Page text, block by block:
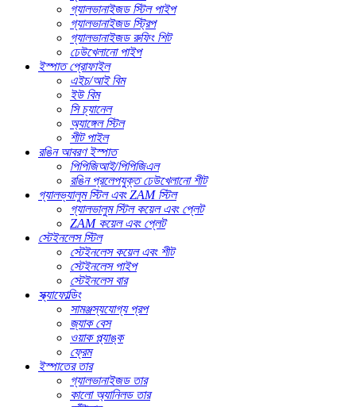
গ্যালভানাইজড স্টিল পাইপ
গ্যালভানাইজড স্ট্রিপ
গ্যালভানাইজড রুফিং শিট
ঢেউখেলানো পাইপ
ইস্পাত প্রোফাইল
এইচ/আই বিম
ইউ বিম
সি চ্যানেল
অ্যাঙ্গেল স্টিল
শীট পাইল
রঙিন আবরণ ইস্পাত
পিপিজিআই/পিপিজিএল
রঙিন প্রলেপযুক্ত ঢেউখেলানো শীট
গ্যালভ্যালুম স্টিল এবং ZAM স্টিল
গ্যালভালুম স্টিল কয়েল এবং প্লেট
ZAM কয়েল এবং প্লেট
স্টেইনলেস স্টিল
স্টেইনলেস কয়েল এবং শীট
স্টেইনলেস পাইপ
স্টেইনলেস বার
স্ক্যাফোল্ডিং
সামঞ্জস্যযোগ্য প্রপ
জ্যাক বেস
ওয়াক প্ল্যাঙ্ক
ফ্রেম
ইস্পাতের তার
গ্যালভানাইজড তার
কালো অ্যানিলড তার